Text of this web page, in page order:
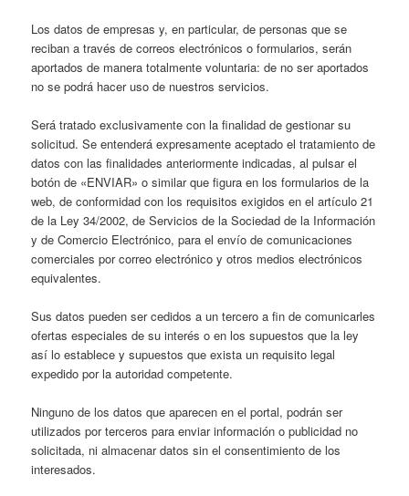
Los datos de empresas y, en particular, de personas que se
reciban a través de correos electrónicos o formularios, serán
aportados de manera totalmente voluntaria: de no ser aportados
no se podrá hacer uso de nuestros servicios.
Será tratado exclusivamente con la finalidad de gestionar su
solicitud. Se entenderá expresamente aceptado el tratamiento de
datos con las finalidades anteriormente indicadas, al pulsar el
botón de «ENVIAR» o similar que figura en los formularios de la
web, de conformidad con los requisitos exigidos en el artículo 21
de la Ley 34/2002, de Servicios de la Sociedad de la Información
y de Comercio Electrónico, para el envío de comunicaciones
comerciales por correo electrónico y otros medios electrónicos
equivalentes.
Sus datos pueden ser cedidos a un tercero a fin de comunicarles
ofertas especiales de su interés o en los supuestos que la ley
así lo establece y supuestos que exista un requisito legal
expedido por la autoridad competente.
Ninguno de los datos que aparecen en el portal, podrán ser
utilizados por terceros para enviar información o publicidad no
solicitada, ni almacenar datos sin el consentimiento de los
interesados.